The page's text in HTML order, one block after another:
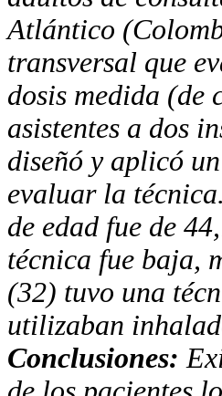
Atlántico
transversal que
dosis medida (de
asistentes a dos
diseñó y aplicó
evaluar la técnica.
de edad fue de
técnica fue baja,
(32) tuvo una
utilizaban
Conclusiones: